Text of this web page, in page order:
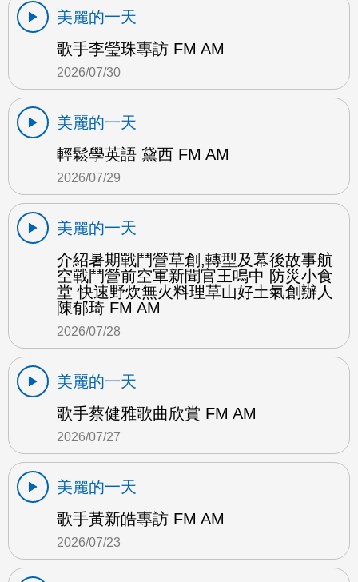
美麗的一天
歌手李瑩珠專訪 FM AM
2026/07/30
美麗的一天
輕鬆學英語 黛西 FM AM
2026/07/29
美麗的一天
介紹暑期戰鬥營草創,轉型及幕後故事航
空戰鬥營前空軍新聞官王鳴中 防災小食
堂 快速野炊無火料理草山好土氣創辦人
陳郁琦 FM AM
2026/07/28
美麗的一天
歌手蔡健雅歌曲欣賞 FM AM
2026/07/27
美麗的一天
歌手黃新皓專訪 FM AM
2026/07/23